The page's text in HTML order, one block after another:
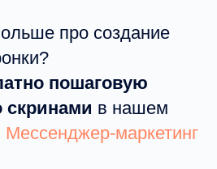
про создание
пошаговую
скринами в нашем
Мессенджер-маркетинг